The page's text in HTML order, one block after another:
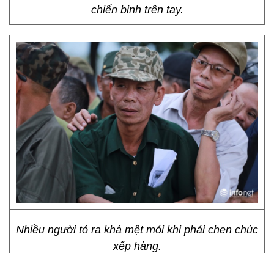
chiến binh trên tay.
Nhiều người tỏ ra khá mệt mỏi khi phải chen chúc
xếp hàng.